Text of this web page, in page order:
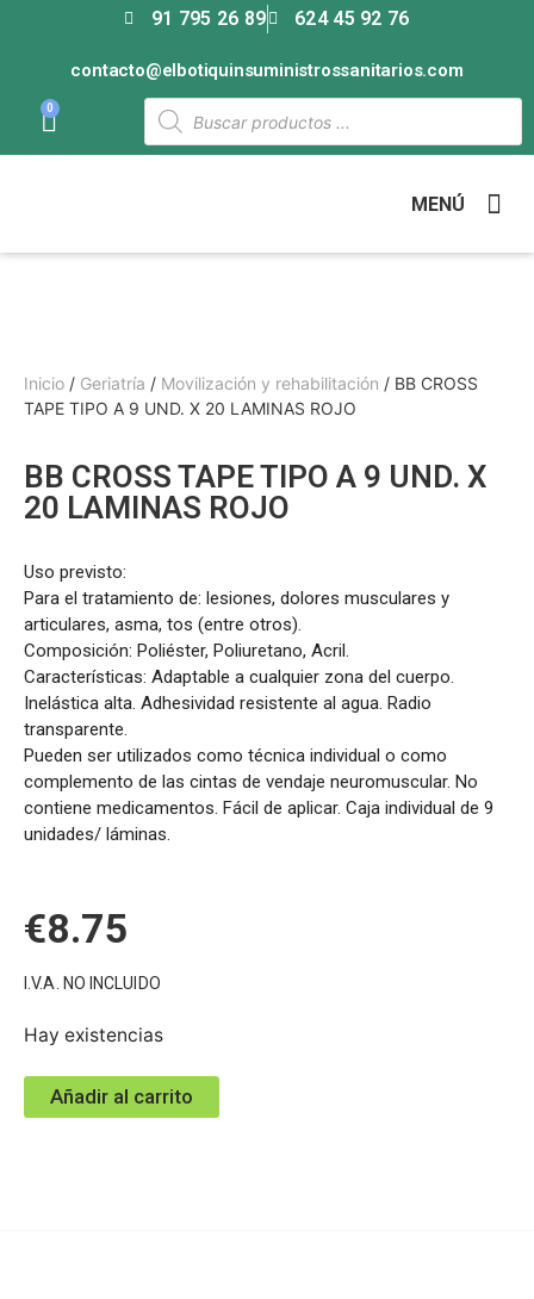
91 795 26 89 624 45 92 76
contacto@elbotiquinsuministrossanitarios.com
0
MENÚ
Inicio / Geriatría / Movilización y rehabilitación / BB CROSS
TAPE TIPO A 9 UND. X 20 LAMINAS ROJO
BB CROSS TAPE TIPO A 9 UND. X
20 LAMINAS ROJO
Uso previsto:
Para el tratamiento de: lesiones, dolores musculares y
articulares, asma, tos (entre otros).
Composición: Poliéster, Poliuretano, Acril.
Características: Adaptable a cualquier zona del cuerpo.
Inelástica alta. Adhesividad resistente al agua. Radio
transparente.
Pueden ser utilizados como técnica individual o como
complemento de las cintas de vendaje neuromuscular. No
contiene medicamentos. Fácil de aplicar. Caja individual de 9
unidades/ láminas.
€8.75
I.V.A. NO INCLUIDO
Hay existencias
Añadir al carrito